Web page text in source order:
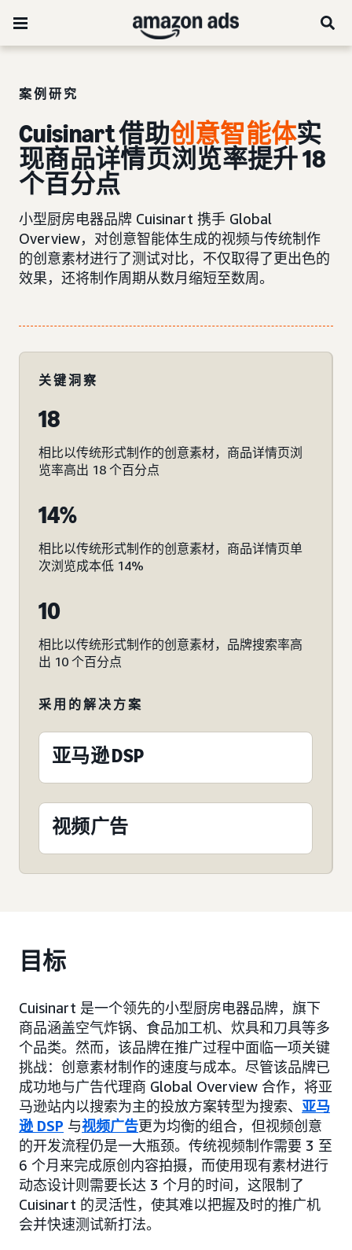
案例研究
Cuisinart 借助创意智能体实
现商品详情页浏览率提升 18
个百分点
小型厨房电器品牌 Cuisinart 携手 Global
Overview，对创意智能体生成的视频与传统制作
的创意素材进行了测试对比，不仅取得了更出色的
效果，还将制作周期从数月缩短至数周。
关键洞察
18
相比以传统形式制作的创意素材，商品详情页浏
览率高出 18 个百分点
14%
相比以传统形式制作的创意素材，商品详情页单
次浏览成本低 14%
10
相比以传统形式制作的创意素材，品牌搜索率高
出 10 个百分点
采用的解决方案
亚马逊 DSP
视频广告
目标
Cuisinart 是一个领先的小型厨房电器品牌，旗下
商品涵盖空气炸锅、食品加工机、炊具和刀具等多
个品类。然而，该品牌在推广过程中面临一项关键
挑战：创意素材制作的速度与成本。尽管该品牌已
成功地与广告代理商 Global Overview 合作，将亚
马逊站内以搜索为主的投放方案转型为搜索、 亚马
逊 DSP 与视频广告更为均衡的组合，但视频创意
的开发流程仍是一大瓶颈。传统视频制作需要 3 至
6 个月来完成原创内容拍摄，而使用现有素材进行
动态设计则需要长达 3 个月的时间，这限制了
Cuisinart 的灵活性，使其难以把握及时的推广机
会并快速测试新打法。